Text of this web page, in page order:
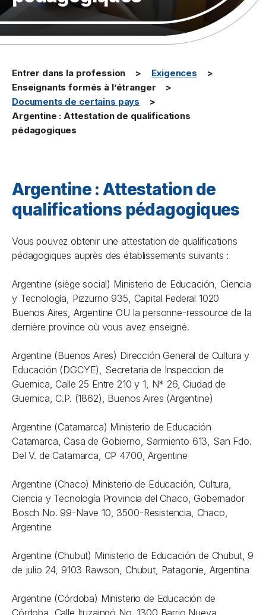
Entrer dans la profession
Exigences
Enseignants formés à l’étranger
Documents de certains pays
Argentine : Attestation de qualifications
pédagogiques
Argentine : Attestation de
qualifications pédagogiques
Vous pouvez obtenir une attestation de qualifications
pédagogiques auprès des établissements suivants :
Argentine (siège social) Ministerio de Educación, Ciencia
y Tecnología, Pizzurno 935, Capital Federal 1020
Buenos Aires, Argentine OU la personne-ressource de la
dernière province où vous avez enseigné.
Argentine (Buenos Aires) Dirección General de Cultura y
Educación (DGCYE), Secretaria de Inspeccion de
Guernica, Calle 25 Entre 210 y 1, N* 26, Ciudad de
Guernica, C.P. (1862), Buenos Aires (Argentine)
Argentine (Catamarca) Ministerio de Educación
Catamarca, Casa de Gobierno, Sarmiento 613, San Fdo.
Del V. de Catamarca, CP 4700, Argentine
Argentine (Chaco) Ministerio de Educación, Cultura,
Ciencia y Tecnología Provincia del Chaco, Gobernador
Bosch No. 99-Nave 10, 3500-Resistencia, Chaco,
Argentine
Argentine (Chubut) Ministerio de Educación de Chubut, 9
de julio 24, 9103 Rawson, Chubut, Patagonie, Argentina
Argentine (Córdoba) Ministerio de Educación de
Córdoba, Calle Ituzaingó No. 1300 Barrio Nueva